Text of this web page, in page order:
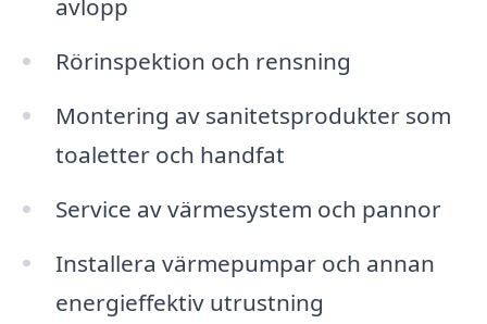
avlopp
Rörinspektion och rensning
Montering av sanitetsprodukter som
toaletter och handfat
Service av värmesystem och pannor
Installera värmepumpar och annan
energieffektiv utrustning